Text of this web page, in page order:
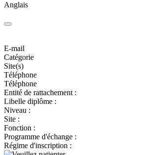
Anglais
E-mail
Catégorie
Site(s)
Téléphone
Téléphone
Entité de rattachement :
Libelle diplôme :
Niveau :
Site :
Fonction :
Programme d'échange :
Régime d'inscription :